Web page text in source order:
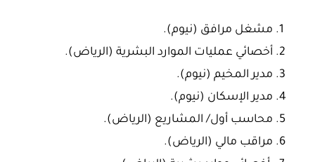
مشغل مرافق (نيوم).
أخصائي عمليات الموارد البشرية (الرياض).
مدير المخيم (نيوم).
مدير الإسكان (نيوم).
محاسب أول/ المشاريع (الرياض).
مراقب مالي (الرياض).